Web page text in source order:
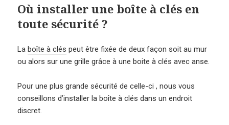
Où installer une boîte à clés en
toute sécurité ?
La boîte à clés peut être fixée de deux façon soit au mur
ou alors sur une grille grâce à une boite à clés avec anse.
Pour une plus grande sécurité de celle-ci , nous vous
conseillons d’installer la boîte à clés dans un endroit
discret.